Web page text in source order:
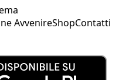
AvvenireShopContatti